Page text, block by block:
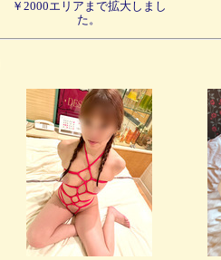
￥2000エリアまで拡大しまし
た。